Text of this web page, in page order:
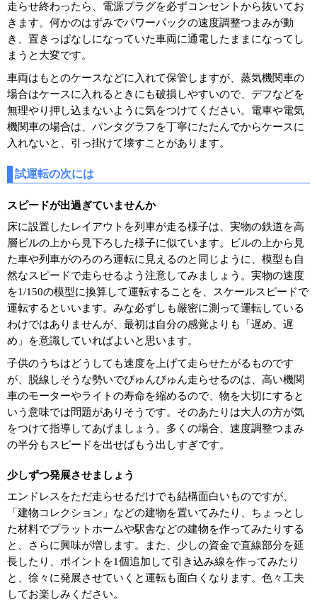
走らせ終わったら、電源プラグを必ずコンセントから抜いてお
きます。何かのはずみでパワーパックの速度調整つまみが動
き、置きっぱなしになっていた車両に通電したままになってし
まうと大変です。
車両はもとのケースなどに入れて保管しますが、蒸気機関車の
場合はケースに入れるときにも破損しやすいので、デフなどを
無理やり押し込まないように気をつけてください。電車や電気
機関車の場合は、パンタグラフを丁寧にたたんでからケースに
入れないと、引っ掛けて壊すことがあります。
試運転の次には
スピードが出過ぎていませんか
床に設置したレイアウトを列車が走る様子は、実物の鉄道を高
層ビルの上から見下ろした様子に似ています。ビルの上から見
た車や列車がのろのろ運転に見えるのと同じように、模型も自
然なスピードで走らせるよう注意してみましょう。実物の速度
を1/150の模型に換算して運転することを、スケールスピードで
運転するといいます。みな必ずしも厳密に測って運転している
わけではありませんが、最初は自分の感覚よりも「遅め、遅
め」を意識していればよいと思います。
子供のうちはどうしても速度を上げて走らせたがるものです
が、脱線しそうな勢いでびゅんびゅん走らせるのは、高い機関
車のモーターやライトの寿命を縮めるので、物を大切にすると
いう意味では問題がありそうです。そのあたりは大人の方が気
をつけて指導してあげましょう。多くの場合、速度調整つまみ
の半分もスピードを出せばもう出しすぎです。
少しずつ発展させましょう
エンドレスをただ走らせるだけでも結構面白いものですが、
「建物コレクション」などの建物を置いてみたり、ちょっとし
た材料でプラットホームや駅舎などの建物を作ってみたりする
と、さらに興味が増します。また、少しの資金で直線部分を延
長したり、ポイントを1個追加して引き込み線を作ってみたり
と、徐々に発展させていくと運転も面白くなります。色々工夫
してお楽しみください。